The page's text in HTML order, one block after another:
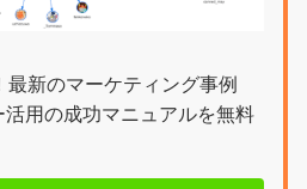
新のマーケティング事例
用の成功マニュアルを無料